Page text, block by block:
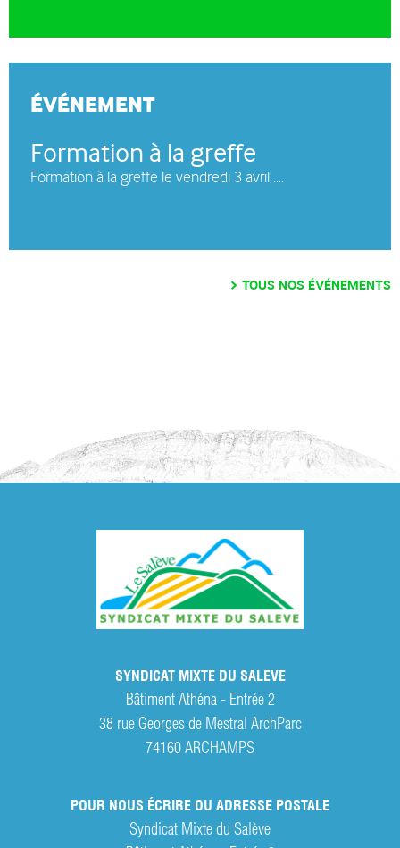
ÉVÉNEMENT
Formation à la greffe
Formation à la greffe le vendredi 3 avril ....
TOUS NOS ÉVÉNEMENTS
SYNDICAT MIXTE DU SALEVE
Bâtiment Athéna - Entrée 2
38 rue Georges de Mestral ArchParc
74160 ARCHAMPS
POUR NOUS ÉCRIRE OU ADRESSE POSTALE
Syndicat Mixte du Salève